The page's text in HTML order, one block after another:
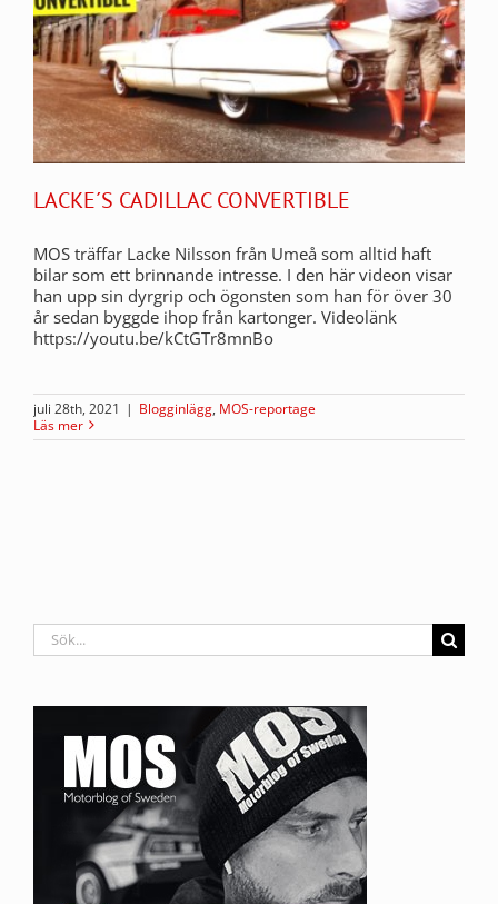
LACKE´S CADILLAC CONVERTIBLE
MOS träffar Lacke Nilsson från Umeå som alltid haft
bilar som ett brinnande intresse. I den här videon visar
han upp sin dyrgrip och ögonsten som han för över 30
år sedan byggde ihop från kartonger. Videolänk
https://youtu.be/kCtGTr8mnBo
juli 28th, 2021 | Blogginlägg, MOS-reportage
Läs mer
Sök
efter: